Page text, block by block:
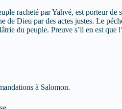
racheté par Yahvé, est porteur
de Dieu par des actes justes. Le
du peuple. Preuve s’il en est que
à Salomon.